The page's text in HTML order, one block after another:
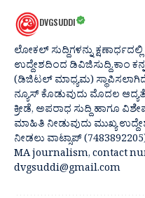
DVGSUDDI
ಲೋಕಲ್ ಸುದ್ದಿಗಳನ್ನು
ಉದ್ದೇಶದಿಂದ ಡಿವಿಜಿಸುದ್ದಿ.ಕಾಂ
(ಡಿಜಿಟಲ್ ಮಾಧ್ಯಮ)
ನ್ಯೂಸ್ ಕೊಡುವುದು ಮೊದಲ
ಕ್ರೀಡೆ, ಅಪರಾಧ ಸುದ್ದಿ ಹಾಗೂ
ಮಾಹಿತಿ ನೀಡುವುದು ಮುಖ್ಯ
ನೀಡಲು ವಾಟ್ಸಾಪ್
MA journalism, contact
dvgsuddi@gmail.com